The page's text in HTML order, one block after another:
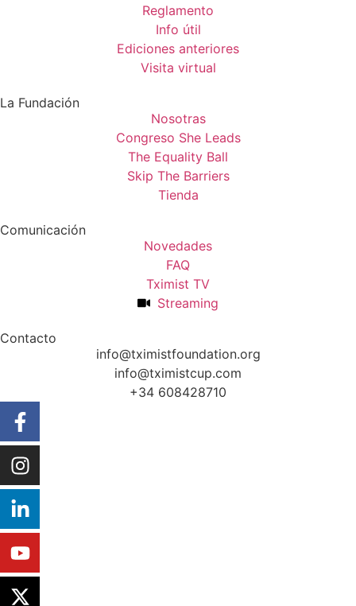
Reglamento
Info útil
Ediciones anteriores
Visita virtual
La Fundación
Nosotras
Congreso She Leads
The Equality Ball
Skip The Barriers
Tienda
Comunicación
Novedades
FAQ
Tximist TV
Streaming
Contacto
info@tximistfoundation.org
info@tximistcup.com
+34 608428710